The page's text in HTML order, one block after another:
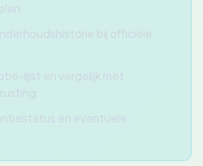
bij officiële
lijst en vergelijk met
en eventuele